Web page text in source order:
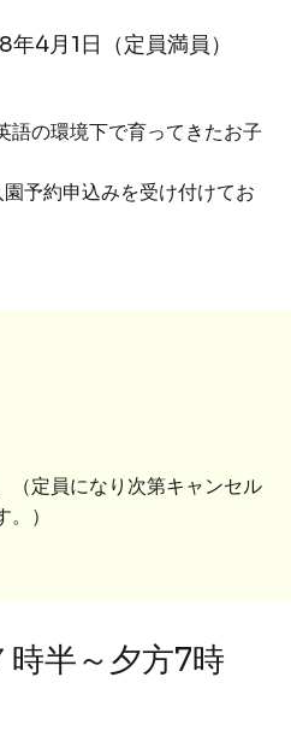
4月1日（定員満員）
の環境下で育ってきたお子
予約申込みを受け付けてお
（定員になり次第キャンセル
）
時半～夕方7時